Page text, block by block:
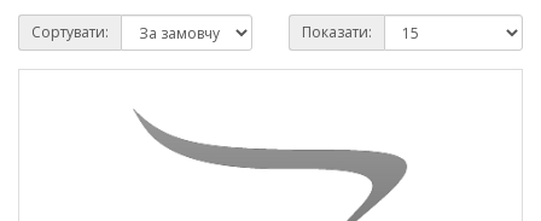
Сортувати: Показати: